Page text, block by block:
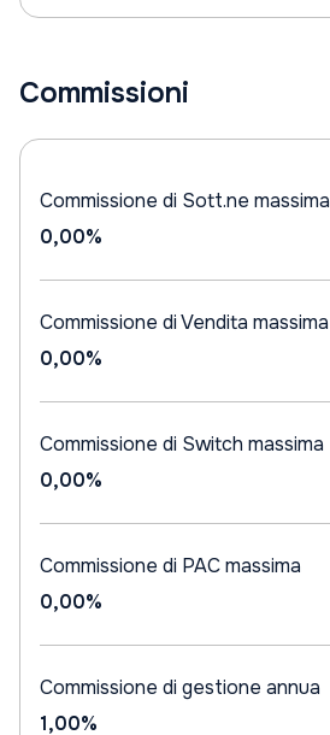
Commissioni
Commissione di Sott.ne massima
0,00%
Commissione di Vendita massima
0,00%
Commissione di Switch massima
0,00%
Commissione di PAC massima
0,00%
Commissione di gestione annua
1,00%